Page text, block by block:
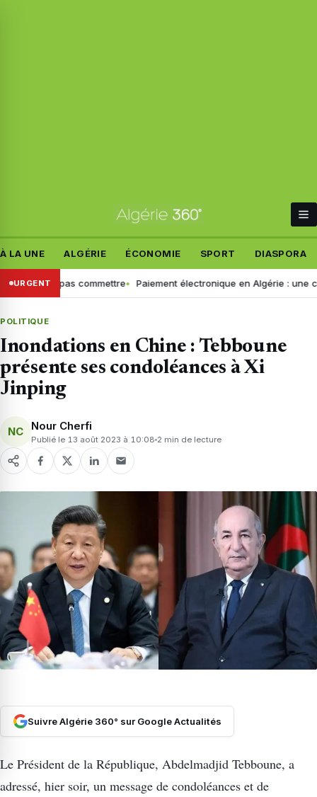
À LA UNE ALGÉRIE ÉCONOMIE SPORT DIASPORA
URGENT
à ne pas commettre Paiement électronique en Algérie : une
POLITIQUE
Inondations en Chine : Tebboune
présente ses condoléances à Xi
Jinping
NC Nour Cherfi
Publié le 13 août 2023 à 10:08 2 min de lecture
Suivre Algérie 360° sur Google Actualités
Le Président de la République, Abdelmadjid Tebboune, a
adressé, hier soir, un message de condoléances et de